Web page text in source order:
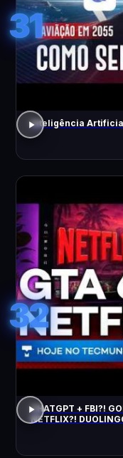
31
Inteligência
32
CHATGPT + FBI?!
NETFLIX?!